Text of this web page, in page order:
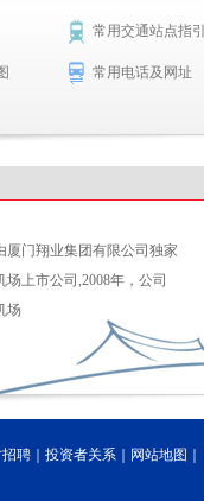
常用交通站点指
常用电话及网址
厦门翔业集团有限公司独家
上市公司,2008年，公司
场
招聘 投资者关系 网站地图